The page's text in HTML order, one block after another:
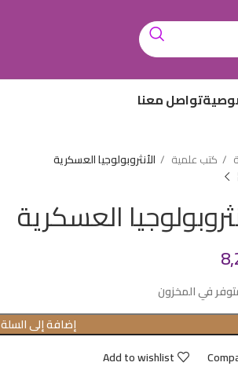
تواصل معنا
كتب علمية الأنثروبولوجيا العسكرية
العسكرية
إضافة إلى السلة
Add to wishlist